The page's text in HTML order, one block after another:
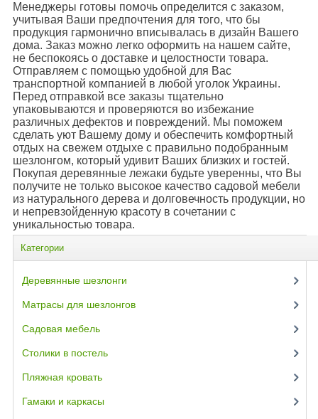
Менеджеры готовы помочь определится с заказом,
учитывая Ваши предпочтения для того, что бы
продукция гармонично вписывалась в дизайн Вашего
дома. Заказ можно легко оформить на нашем сайте,
не беспокоясь о доставке и целостности товара.
Отправляем с помощью удобной для Вас
транспортной компанией в любой уголок Украины.
Перед отправкой все заказы тщательно
упаковываются и проверяются во избежание
различных дефектов и повреждений. Мы поможем
сделать уют Вашему дому и обеспечить комфортный
отдых на свежем отдыхе с правильно подобранным
шезлонгом, который удивит Ваших близких и гостей.
Покупая деревянные лежаки будьте уверенны, что Вы
получите не только высокое качество садовой мебели
из натурального дерева и долговечность продукции, но
и непревзойденную красоту в сочетании с
уникальностью товара.
Категории
Деревянные шезлонги
Матрасы для шезлонгов
Садовая мебель
Столики в постель
Пляжная кровать
Гамаки и каркасы